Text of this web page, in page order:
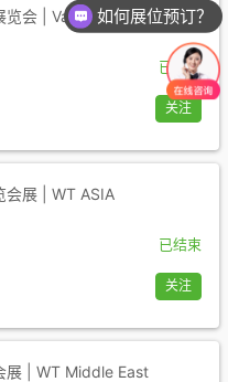
览会 | Vaper Expo UK
已结束
关注
会展 | WT ASIA
已结束
关注
展 | WT Middle East
如何展位预订？